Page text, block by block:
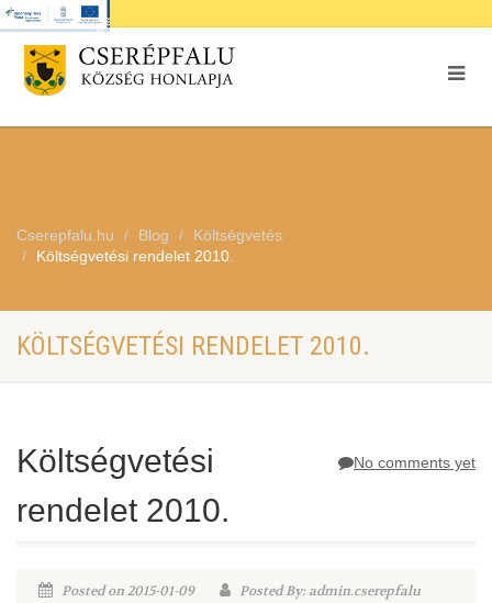
Cserepfalu.hu Blog
Költségvetés
Költségvetési rendelet 2010.
KÖLTSÉGVETÉSI RENDELET 2010.
No comments yet
Költségvetési
rendelet 2010.
Posted on 2015-01-09
Posted By: admin.cserepfalu